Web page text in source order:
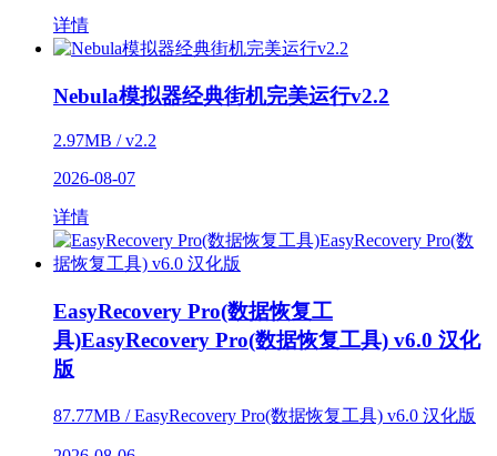
详情
Nebula模拟器经典街机完美运行v2.2
2.97MB / v2.2
2026-08-07
详情
EasyRecovery Pro(数据恢复工
具)EasyRecovery Pro(数据恢复工具) v6.0 汉化
版
87.77MB / EasyRecovery Pro(数据恢复工具) v6.0 汉化版